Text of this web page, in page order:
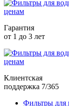
Гарантия
от 1 до 3 лет
Клиентская
поддержка 7/365
Фильтры для